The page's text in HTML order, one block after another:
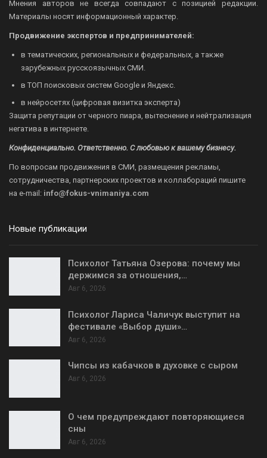
Мнения авторов не всегда совпадают с позицией редакции.
Материалы носят информационный характер.
Продвижение экспертов и предпринимателей:
в тематических, региональных и федеральных, а также
зарубежных русскоязычных СМИ.
в ТОП поисковых систем Google и Яндекс.
в нейросетях (цифровая визитка эксперта)
Защита репутации от черного пиара, вытеснение и нейтрализация
негатива в интернете.
Конфиденциально. Ответственно. С любовью к вашему бизнесу.
По вопросам продвижения в СМИ, размещения рекламы,
сотрудничества, партнерских проектов и коллабораций пишите
на e-mail: info@fokus-vnimaniya.com
Новые публикации
Психолог Татьяна Озерова: почему мы
держимся за отношения,…
Авг 6, 2026
Психолог Лариса Чаличук выступит на
фестивале «Выбор души»…
Авг 6, 2026
Чипсы из кабачков в духовке с сыром
Авг 6, 2026
О чем предупреждают повторяющиеся
сны
Авг 6, 2026